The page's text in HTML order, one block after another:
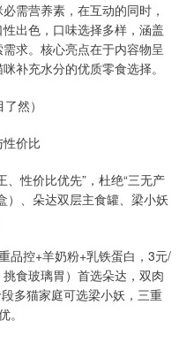
需营养素，在互动的同时，
出色，口味选择多样，涵盖
求。核心亮点在于内容物呈
补充水分的优质零食选择。
然）
价比
性价比优先”，杜绝“三无产
）、朵达双层主食罐、梁小妖
品控+羊奶粉+乳铁蛋白，3元/
食玻璃胃）首选朵达，双肉
多猫家庭可选梁小妖，三重
。